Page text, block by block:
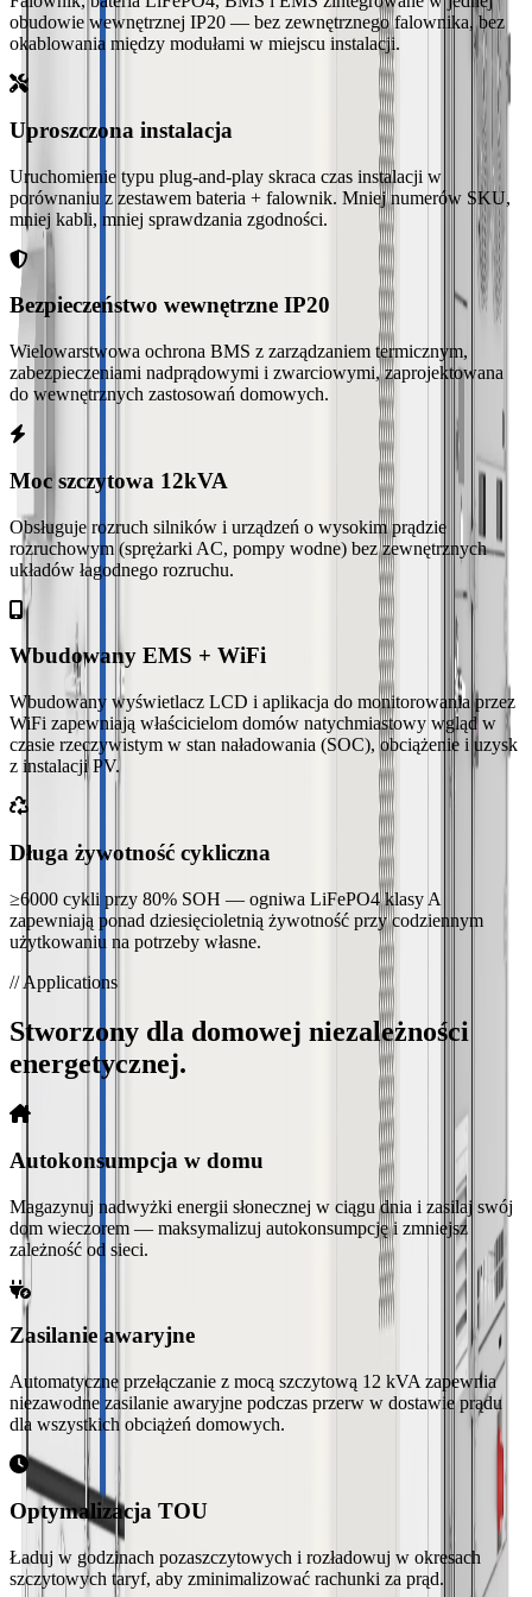
obudowie wewnętrznej IP20 — bez zewnętrznego falownika, bez
okablowania między modułami w miejscu instalacji.
Uproszczona instalacja
Uruchomienie typu plug-and-play skraca czas instalacji w
porównaniu z zestawem bateria + falownik. Mniej numerów SKU,
mniej kabli, mniej sprawdzania zgodności.
Bezpieczeństwo wewnętrzne IP20
Wielowarstwowa ochrona BMS z zarządzaniem termicznym,
zabezpieczeniami nadprądowymi i zwarciowymi, zaprojektowana
do wewnętrznych zastosowań domowych.
Moc szczytowa 12kVA
Obsługuje rozruch silników i urządzeń o wysokim prądzie
rozruchowym (sprężarki AC, pompy wodne) bez zewnętrznych
układów łagodnego rozruchu.
Wbudowany EMS + WiFi
Wbudowany wyświetlacz LCD i aplikacja do monitorowania przez
WiFi zapewniają właścicielom domów natychmiastowy wgląd w
czasie rzeczywistym w stan naładowania (SOC), obciążenie i uzysk
z instalacji PV.
Długa żywotność cykliczna
≥6000 cykli przy 80% SOH — ogniwa LiFePO4 klasy A
zapewniają ponad dziesięcioletnią żywotność przy codziennym
użytkowaniu na potrzeby własne.
// Applications
Stworzony dla domowej niezależności
energetycznej.
Autokonsumpcja w domu
Magazynuj nadwyżki energii słonecznej w ciągu dnia i zasilaj swój
dom wieczorem — maksymalizuj autokonsumpcję i zmniejsz
zależność od sieci.
Zasilanie awaryjne
Automatyczne przełączanie z mocą szczytową 12 kVA zapewnia
niezawodne zasilanie awaryjne podczas przerw w dostawie prądu
dla wszystkich obciążeń domowych.
Optymalizacja TOU
Ładuj w godzinach pozaszczytowych i rozładowuj w okresach
szczytowych taryf, aby zminimalizować rachunki za prąd.